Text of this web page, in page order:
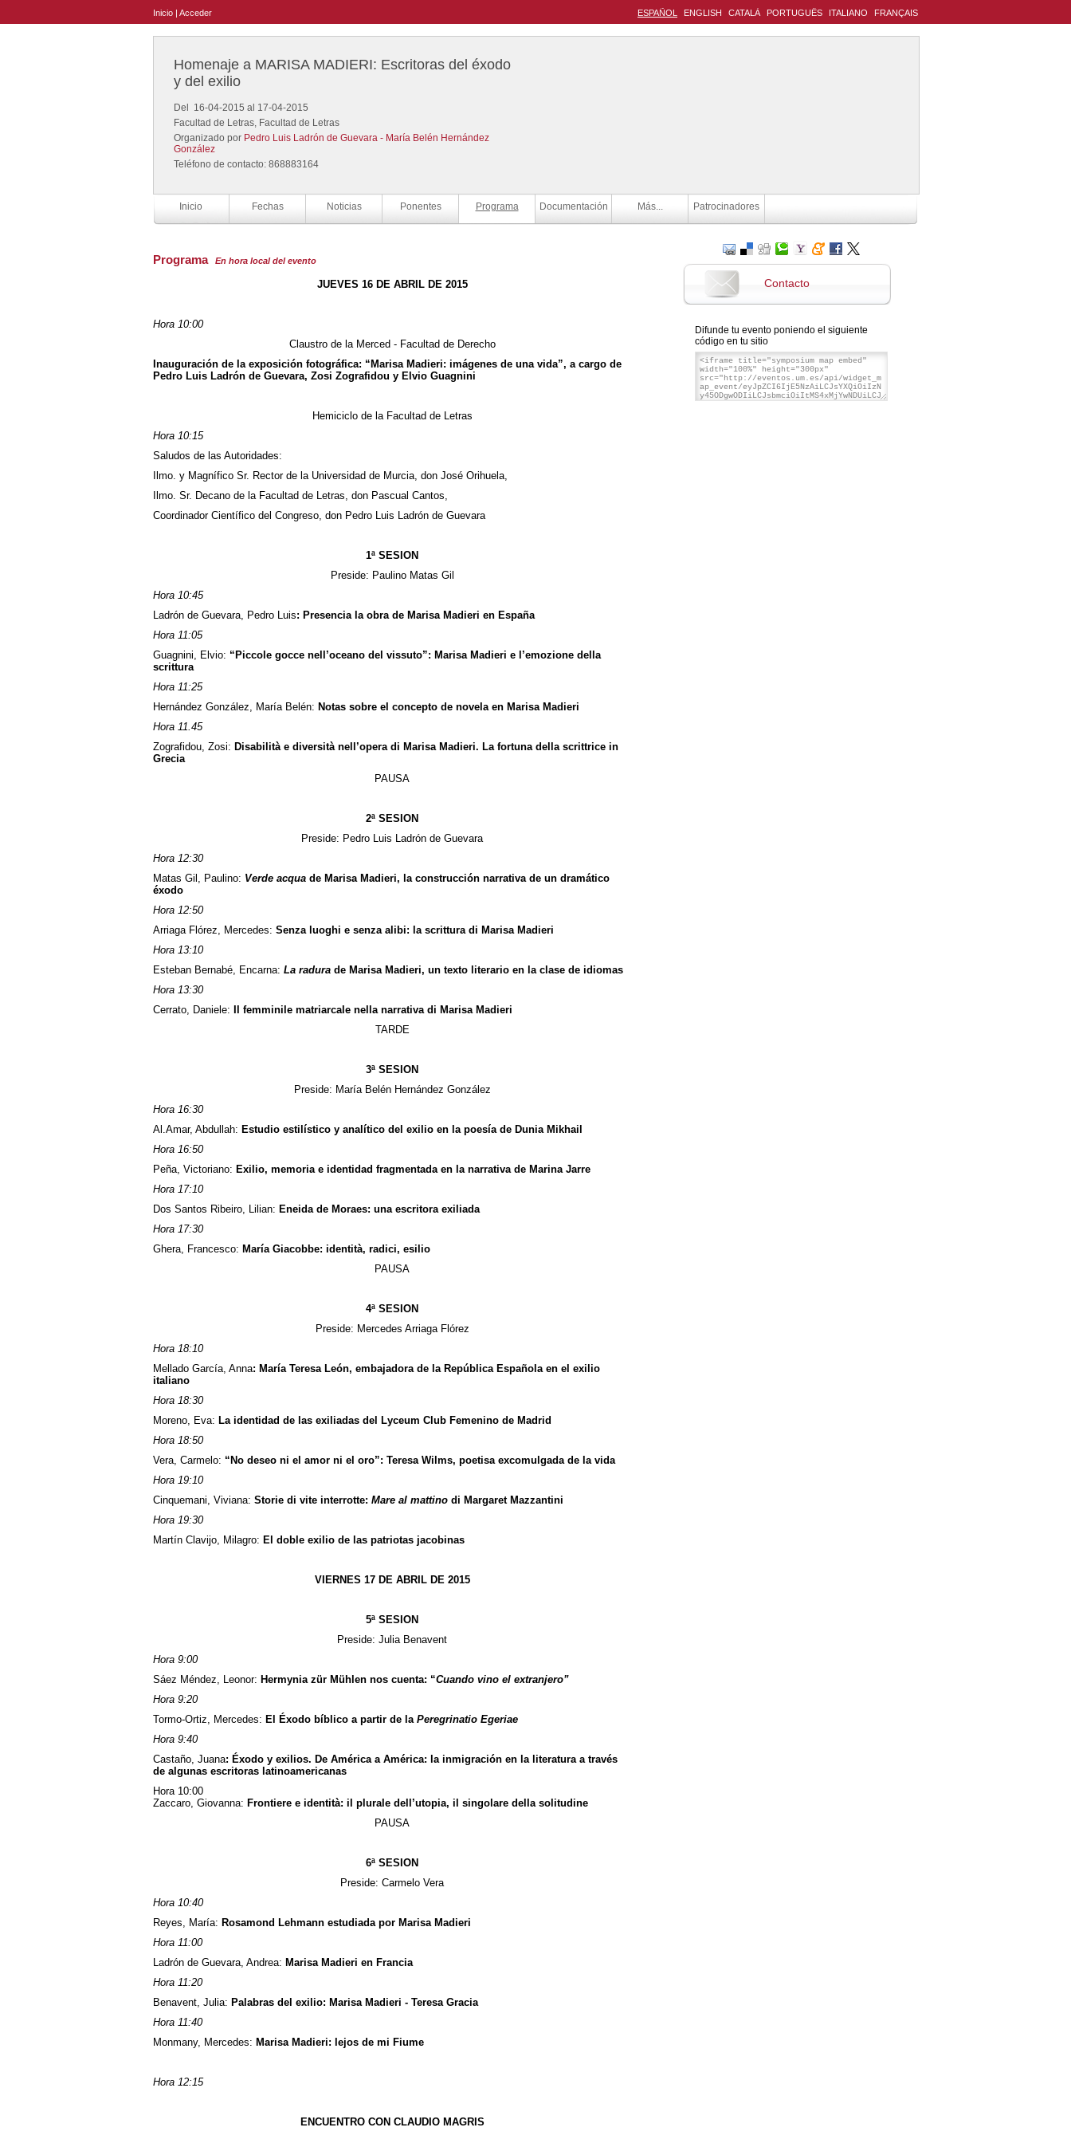
Inicio | Acceder ESPAÑOL ENGLISH CATALÀ PORTUGUÊS ITALIANO FRANÇAIS
Homenaje a MARISA MADIERI: Escritoras del éxodo
y del exilio
Del 16-04-2015 al 17-04-2015
Facultad de Letras, Facultad de Letras
Organizado por Pedro Luis Ladrón de Guevara - María Belén Hernández
González
Teléfono de contacto: 868883164
Inicio Fechas Noticias Ponentes Programa Documentación Más... Patrocinadores
Programa En hora local del evento
JUEVES 16 DE ABRIL DE 2015
Hora 10:00
Claustro de la Merced - Facultad de Derecho
Inauguración de la exposición fotográfica: “Marisa Madieri: imágenes de una vida”, a cargo de
Pedro Luis Ladrón de Guevara, Zosi Zografidou y Elvio Guagnini
Hemiciclo de la Facultad de Letras
Hora 10:15
Saludos de las Autoridades:
Ilmo. y Magnífico Sr. Rector de la Universidad de Murcia, don José Orihuela,
Ilmo. Sr. Decano de la Facultad de Letras, don Pascual Cantos,
Coordinador Científico del Congreso, don Pedro Luis Ladrón de Guevara
1ª SESION
Preside: Paulino Matas Gil
Hora 10:45
Ladrón de Guevara, Pedro Luis: Presencia la obra de Marisa Madieri en España
Hora 11:05
Guagnini, Elvio: “Piccole gocce nell’oceano del vissuto”: Marisa Madieri e l’emozione della
scrittura
Hora 11:25
Hernández González, María Belén: Notas sobre el concepto de novela en Marisa Madieri
Hora 11.45
Zografidou, Zosi: Disabilità e diversità nell’opera di Marisa Madieri. La fortuna della scrittrice in
Grecia
PAUSA
2ª SESION
Preside: Pedro Luis Ladrón de Guevara
Hora 12:30
Matas Gil, Paulino: Verde acqua de Marisa Madieri, la construcción narrativa de un dramático
éxodo
Hora 12:50
Arriaga Flórez, Mercedes: Senza luoghi e senza alibi: la scrittura di Marisa Madieri
Hora 13:10
Esteban Bernabé, Encarna: La radura de Marisa Madieri, un texto literario en la clase de idiomas
Hora 13:30
Cerrato, Daniele:
Il femminile matriarcale nella narrativa di Marisa Madieri
TARDE
3ª SESION
Preside: María Belén Hernández González
Hora 16:30
Al.Amar, Abdullah: Estudio estilístico y analítico del exilio en la poesía de Dunia Mikhail
Hora 16:50
Peña, Victoriano: Exilio, memoria e identidad fragmentada en la narrativa de Marina Jarre
Hora 17:10
Dos Santos Ribeiro, Lilian: Eneida de Moraes: una escritora exiliada
Hora 17:30
Ghera, Francesco: María Giacobbe: identità, radici, esilio
PAUSA
4ª SESION
Preside: Mercedes Arriaga Flórez
Hora 18:10
Mellado García, Anna: María Teresa León, embajadora de la República Española en el exilio
italiano
Hora 18:30
Moreno, Eva: La identidad de las exiliadas del Lyceum Club Femenino de Madrid
Hora 18:50
Vera, Carmelo: “No deseo ni el amor ni el oro”: Teresa Wilms, poetisa excomulgada de la vida
Hora 19:10
Cinquemani, Viviana: Storie di vite interrotte: Mare al mattino di Margaret Mazzantini
Hora 19:30
Martín Clavijo, Milagro: El doble exilio de las patriotas jacobinas
VIERNES 17 DE ABRIL DE 2015
5ª SESION
Preside: Julia Benavent
Hora 9:00
Sáez Méndez, Leonor: Hermynia zür Mühlen nos cuenta: “Cuando vino el extranjero”
Hora 9:20
Tormo-Ortiz, Mercedes: El Éxodo bíblico a partir de la Peregrinatio Egeriae
Hora 9:40
Castaño, Juana: Éxodo y exilios. De América a América: la inmigración en la literatura a través
de algunas escritoras latinoamericanas
Hora 10:00
Zaccaro, Giovanna: Frontiere e identità: il plurale dell’utopia, il singolare della solitudine
PAUSA
6ª SESION
Preside: Carmelo Vera
Hora 10:40
Reyes, María: Rosamond Lehmann estudiada por Marisa Madieri
Hora 11:00
Ladrón de Guevara, Andrea: Marisa Madieri en Francia
Hora 11:20
Benavent, Julia: Palabras del exilio: Marisa Madieri - Teresa Gracia
Hora 11:40
Monmany, Mercedes: Marisa Madieri: lejos de mi Fiume
Hora 12:15
ENCUENTRO CON CLAUDIO MAGRIS
Contacto
Difunde tu evento poniendo el siguiente
código en tu sitio